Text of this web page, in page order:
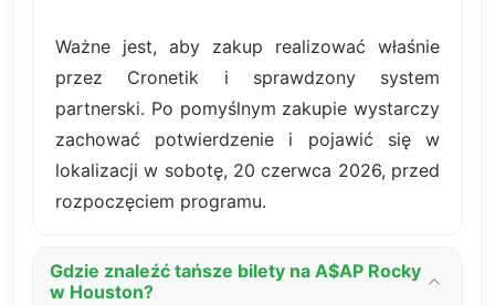
Ważne jest, aby zakup realizować właśnie
przez Cronetik i sprawdzony system
partnerski. Po pomyślnym zakupie wystarczy
zachować potwierdzenie i pojawić się w
lokalizacji w sobotę, 20 czerwca 2026, przed
rozpoczęciem programu.
Gdzie znaleźć tańsze bilety na A$AP Rocky
w Houston?